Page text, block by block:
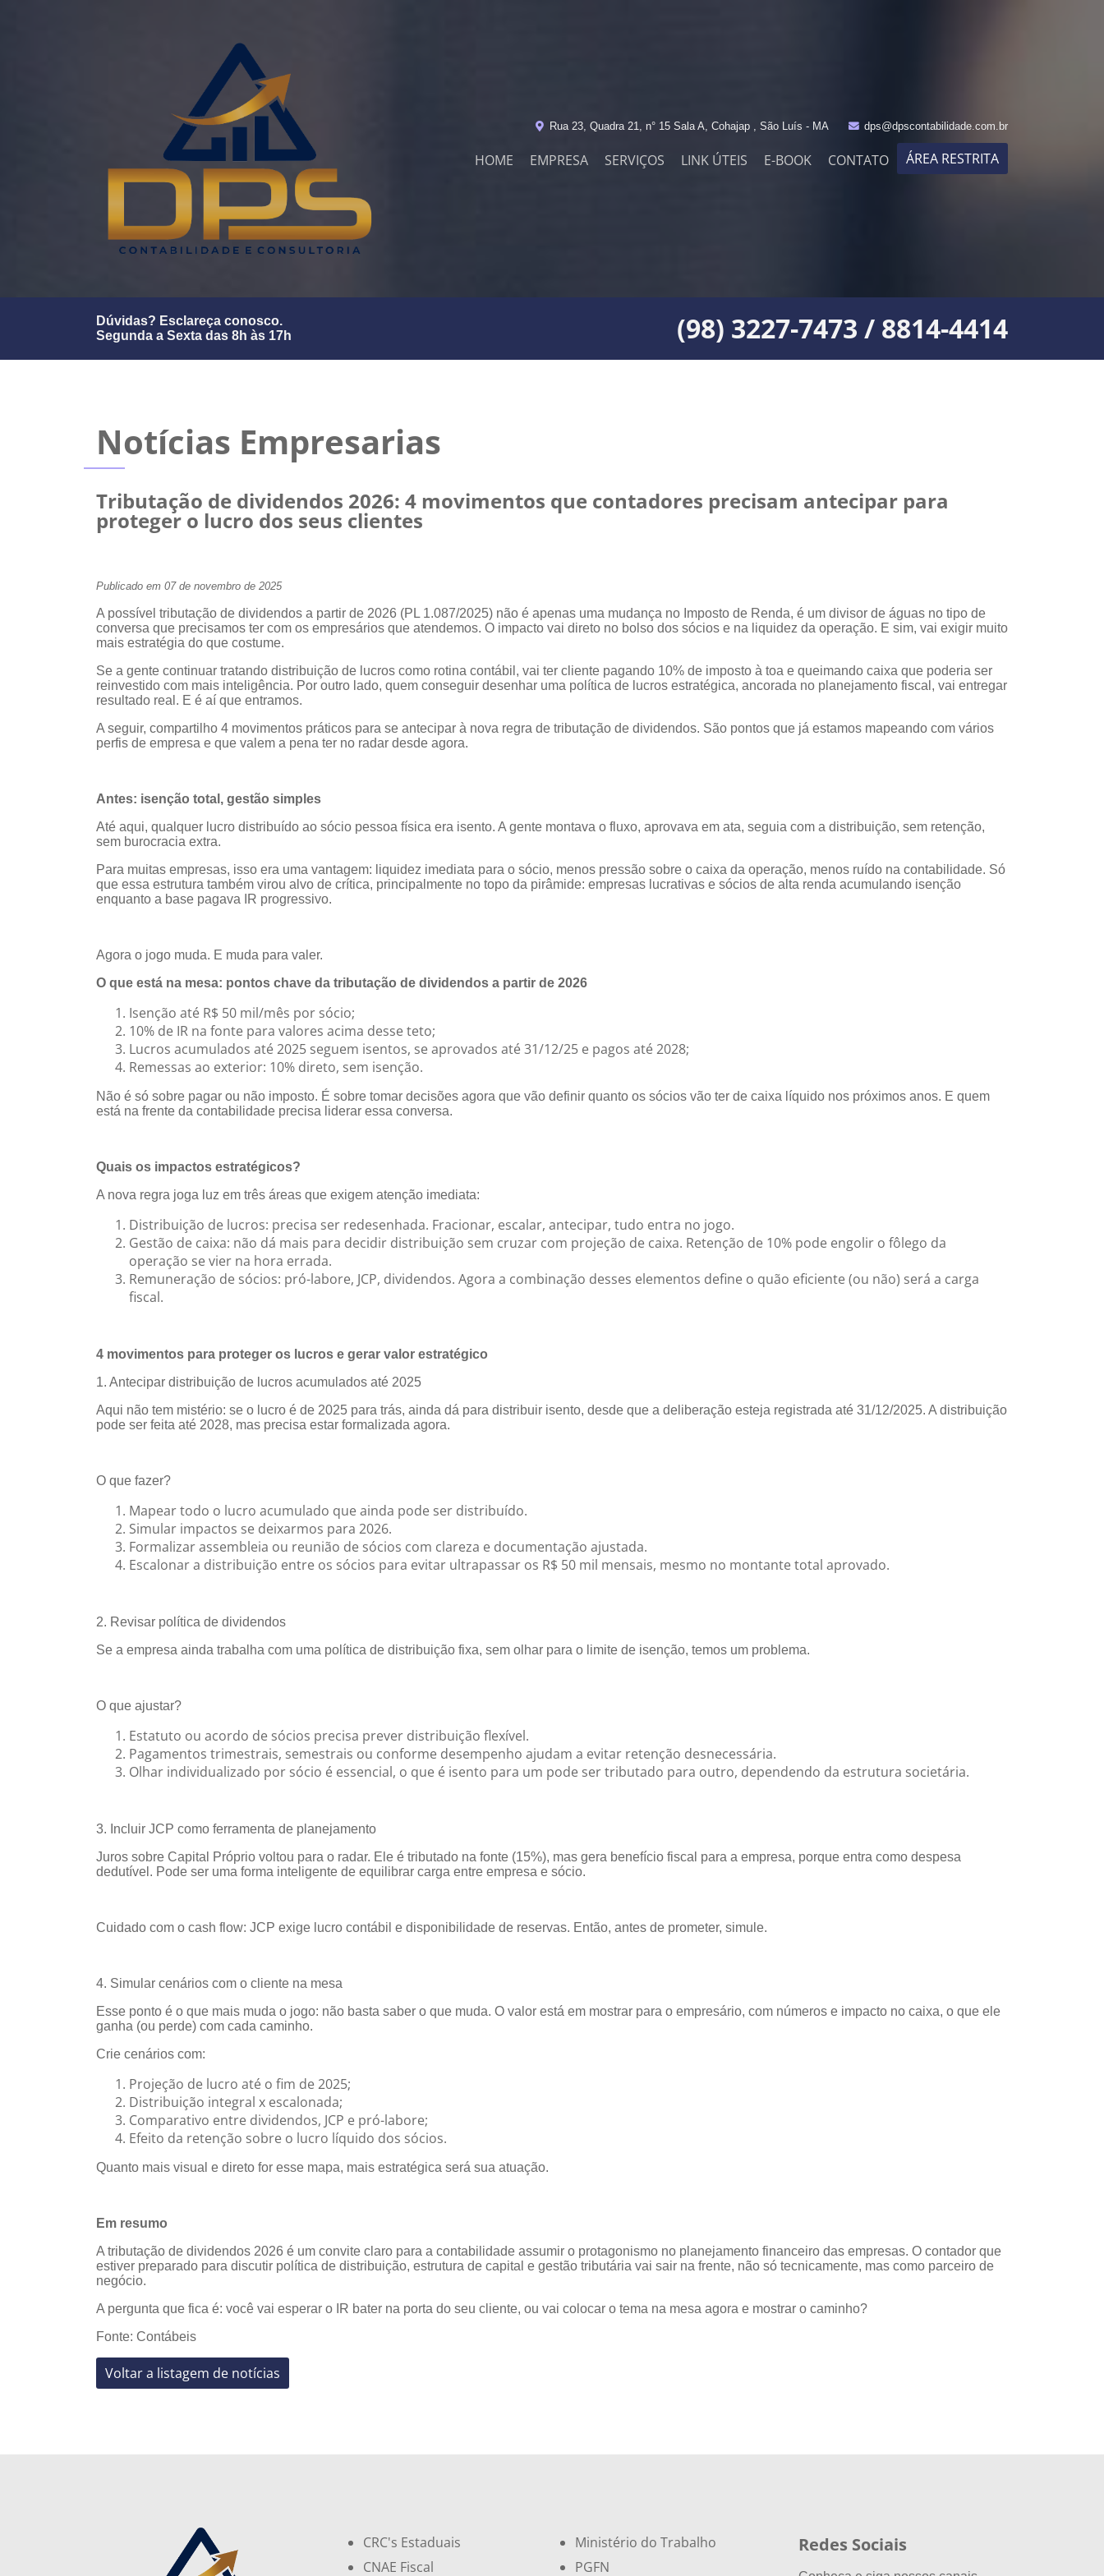
Rua 23, Quadra 21, n° 15 Sala A, Cohajap , São Luís - MA dps@dpscontabilidade.com.br
HOME EMPRESA SERVIÇOS LINK ÚTEIS E-BOOK CONTATO ÁREA RESTRITA
Dúvidas? Esclareça conosco.
Segunda a Sexta das 8h às 17h
(98) 3227-7473 / 8814-4414
Notícias Empresarias
Tributação de dividendos 2026: 4 movimentos que contadores precisam antecipar para
proteger o lucro dos seus clientes
Publicado em 07 de novembro de 2025
A possível tributação de dividendos a partir de 2026 (PL 1.087/2025) não é apenas uma mudança no Imposto de Renda, é um divisor de águas no tipo de
conversa que precisamos ter com os empresários que atendemos. O impacto vai direto no bolso dos sócios e na liquidez da operação. E sim, vai exigir muito
mais estratégia do que costume.
Se a gente continuar tratando distribuição de lucros como rotina contábil, vai ter cliente pagando 10% de imposto à toa e queimando caixa que poderia ser
reinvestido com mais inteligência. Por outro lado, quem conseguir desenhar uma política de lucros estratégica, ancorada no planejamento fiscal, vai entregar
resultado real. E é aí que entramos.
A seguir, compartilho 4 movimentos práticos para se antecipar à nova regra de tributação de dividendos. São pontos que já estamos mapeando com vários
perfis de empresa e que valem a pena ter no radar desde agora.
Antes: isenção total, gestão simples
Até aqui, qualquer lucro distribuído ao sócio pessoa física era isento. A gente montava o fluxo, aprovava em ata, seguia com a distribuição, sem retenção,
sem burocracia extra.
Para muitas empresas, isso era uma vantagem: liquidez imediata para o sócio, menos pressão sobre o caixa da operação, menos ruído na contabilidade. Só
que essa estrutura também virou alvo de crítica, principalmente no topo da pirâmide: empresas lucrativas e sócios de alta renda acumulando isenção
enquanto a base pagava IR progressivo.
Agora o jogo muda. E muda para valer.
O que está na mesa: pontos chave da tributação de dividendos a partir de 2026
Isenção até R$ 50 mil/mês por sócio;
10% de IR na fonte para valores acima desse teto;
Lucros acumulados até 2025 seguem isentos, se aprovados até 31/12/25 e pagos até 2028;
Remessas ao exterior: 10% direto, sem isenção.
Não é só sobre pagar ou não imposto. É sobre tomar decisões agora que vão definir quanto os sócios vão ter de caixa líquido nos próximos anos. E quem
está na frente da contabilidade precisa liderar essa conversa.
Quais os impactos estratégicos?
A nova regra joga luz em três áreas que exigem atenção imediata:
Distribuição de lucros: precisa ser redesenhada. Fracionar, escalar, antecipar, tudo entra no jogo.
Gestão de caixa: não dá mais para decidir distribuição sem cruzar com projeção de caixa. Retenção de 10% pode engolir o fôlego da
operação se vier na hora errada.
Remuneração de sócios: pró-labore, JCP, dividendos. Agora a combinação desses elementos define o quão eficiente (ou não) será a carga
fiscal.
4 movimentos para proteger os lucros e gerar valor estratégico
1. Antecipar distribuição de lucros acumulados até 2025
Aqui não tem mistério: se o lucro é de 2025 para trás, ainda dá para distribuir isento, desde que a deliberação esteja registrada até 31/12/2025. A distribuição
pode ser feita até 2028, mas precisa estar formalizada agora.
O que fazer?
Mapear todo o lucro acumulado que ainda pode ser distribuído.
Simular impactos se deixarmos para 2026.
Formalizar assembleia ou reunião de sócios com clareza e documentação ajustada.
Escalonar a distribuição entre os sócios para evitar ultrapassar os R$ 50 mil mensais, mesmo no montante total aprovado.
2. Revisar política de dividendos
Se a empresa ainda trabalha com uma política de distribuição fixa, sem olhar para o limite de isenção, temos um problema.
O que ajustar?
Estatuto ou acordo de sócios precisa prever distribuição flexível.
Pagamentos trimestrais, semestrais ou conforme desempenho ajudam a evitar retenção desnecessária.
Olhar individualizado por sócio é essencial, o que é isento para um pode ser tributado para outro, dependendo da estrutura societária.
3. Incluir JCP como ferramenta de planejamento
Juros sobre Capital Próprio voltou para o radar. Ele é tributado na fonte (15%), mas gera benefício fiscal para a empresa, porque entra como despesa
dedutível. Pode ser uma forma inteligente de equilibrar carga entre empresa e sócio.
Cuidado com o cash flow: JCP exige lucro contábil e disponibilidade de reservas. Então, antes de prometer, simule.
4. Simular cenários com o cliente na mesa
Esse ponto é o que mais muda o jogo: não basta saber o que muda. O valor está em mostrar para o empresário, com números e impacto no caixa, o que ele
ganha (ou perde) com cada caminho.
Crie cenários com:
Projeção de lucro até o fim de 2025;
Distribuição integral x escalonada;
Comparativo entre dividendos, JCP e pró-labore;
Efeito da retenção sobre o lucro líquido dos sócios.
Quanto mais visual e direto for esse mapa, mais estratégica será sua atuação.
Em resumo
A tributação de dividendos 2026 é um convite claro para a contabilidade assumir o protagonismo no planejamento financeiro das empresas. O contador que
estiver preparado para discutir política de distribuição, estrutura de capital e gestão tributária vai sair na frente, não só tecnicamente, mas como parceiro de
negócio.
A pergunta que fica é: você vai esperar o IR bater na porta do seu cliente, ou vai colocar o tema na mesa agora e mostrar o caminho?
Fonte: Contábeis
Voltar a listagem de notícias
CRC's Estaduais
CNAE Fiscal
Ministério do Trabalho
PGFN
Redes Sociais